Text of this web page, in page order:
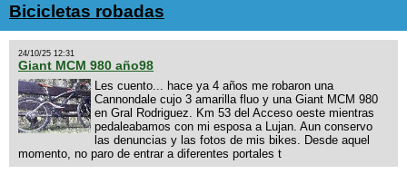
Bicicletas robadas
24/10/25 12:31
Giant MCM 980 año98
Les cuento... hace ya 4 años me robaron una
Cannondale cujo 3 amarilla fluo y una Giant MCM 980
en Gral Rodriguez. Km 53 del Acceso oeste mientras
pedaleabamos con mi esposa a Lujan. Aun conservo
las denuncias y las fotos de mis bikes. Desde aquel
momento, no paro de entrar a diferentes portales t